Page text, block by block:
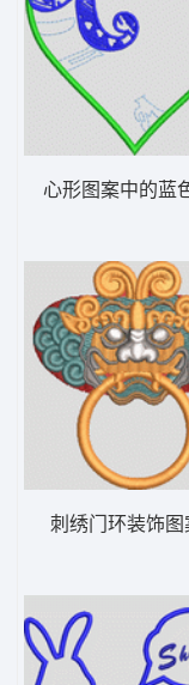
心形图案中的蓝
刺绣门环装饰图